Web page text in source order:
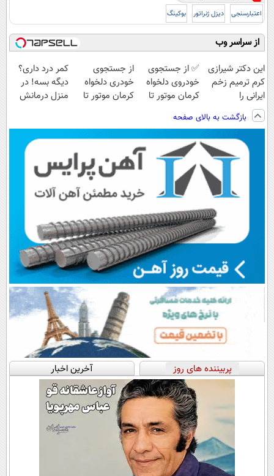
اعتبارسنجی دیزل ژنراتور بوکینگ
از سراسر وب
این دکتر شیرازی
کرم ترمیم زخم
ایرانی را
ساخت!!!
✅ از جستجوی
خودروی دلخواه
کرمان موتور تا
واسطه و
مستقیم
از جستجوی
خودری دلخواه
کرمان موتور تا
و مستقیم
کمر درد داری؟
دیگه بسه! در
منزل درمانش
بازگشت به بالای صفحه
پربیننده های روز آخرین اخبار